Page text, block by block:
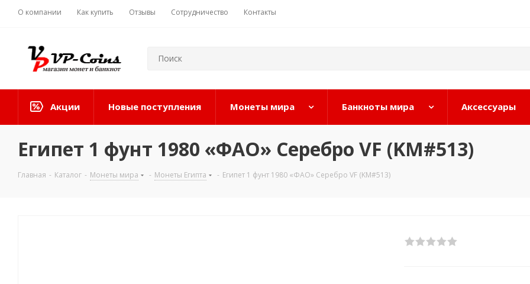
О компании Как купить Отзывы Сотрудничество Контакты
Акции Новые поступления Монеты мира Банкноты мира Аксессуары
Египет 1 фунт 1980 «ФАО» Серебро VF (KM#513)
Главная - Каталог - Монеты мира - Монеты Египта - Египет 1 фунт 1980 «ФАО» Серебро VF (KM#513)